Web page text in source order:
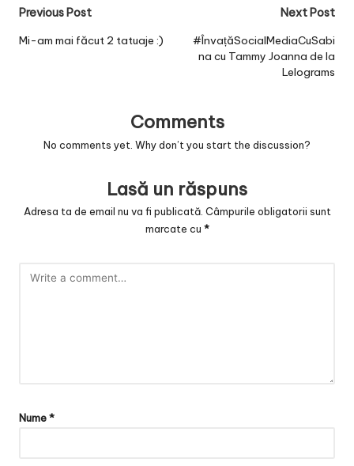
Post
navigation
Previous Post
Mi-am mai făcut 2 tatuaje :)
Next Post
#ÎnvațăSocialMediaCuSabi
na cu Tammy Joanna de la
Lelograms
Comments
No comments yet. Why don’t you start the discussion?
Lasă un răspuns
Adresa ta de email nu va fi publicată. Câmpurile obligatorii sunt
marcate cu *
Nume*